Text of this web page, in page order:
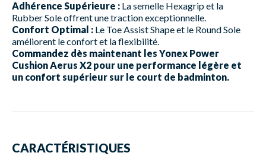
Adhérence Supérieure : La semelle Hexagrip et la
Rubber Sole offrent une traction exceptionnelle.
Confort Optimal : Le Toe Assist Shape et le Round Sole
améliorent le confort et la flexibilité.
Commandez dès maintenant les Yonex Power
Cushion Aerus X2 pour une performance légère et
un confort supérieur sur le court de badminton.
CARACTÉRISTIQUES